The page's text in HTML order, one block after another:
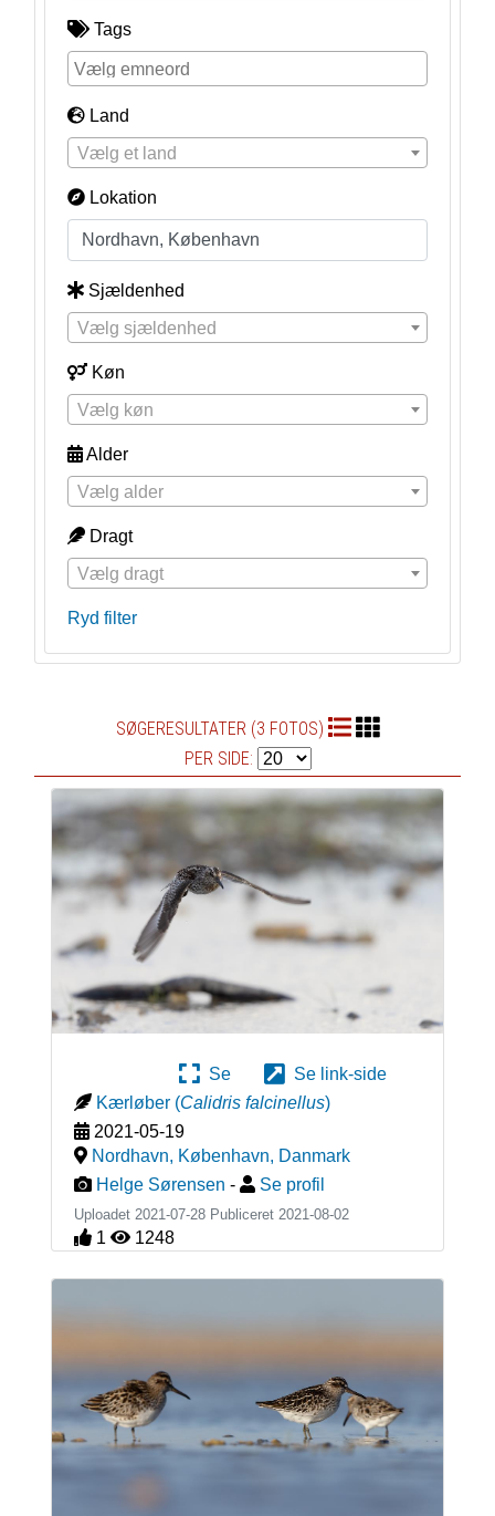
Tags
Land
Vælg et land
Lokation
Sjældenhed
Vælg sjældenhed
Køn
Vælg køn
Alder
Vælg alder
Dragt
Vælg dragt
Ryd filter
SØGERESULTATER (3 FOTOS)
PER SIDE:
Se
Se link-side
Kærløber (Calidris falcinellus)
2021-05-19
Nordhavn, København, Danmark
Helge Sørensen - Se profil
Uploadet 2021-07-28 Publiceret 2021-08-02
1 1248